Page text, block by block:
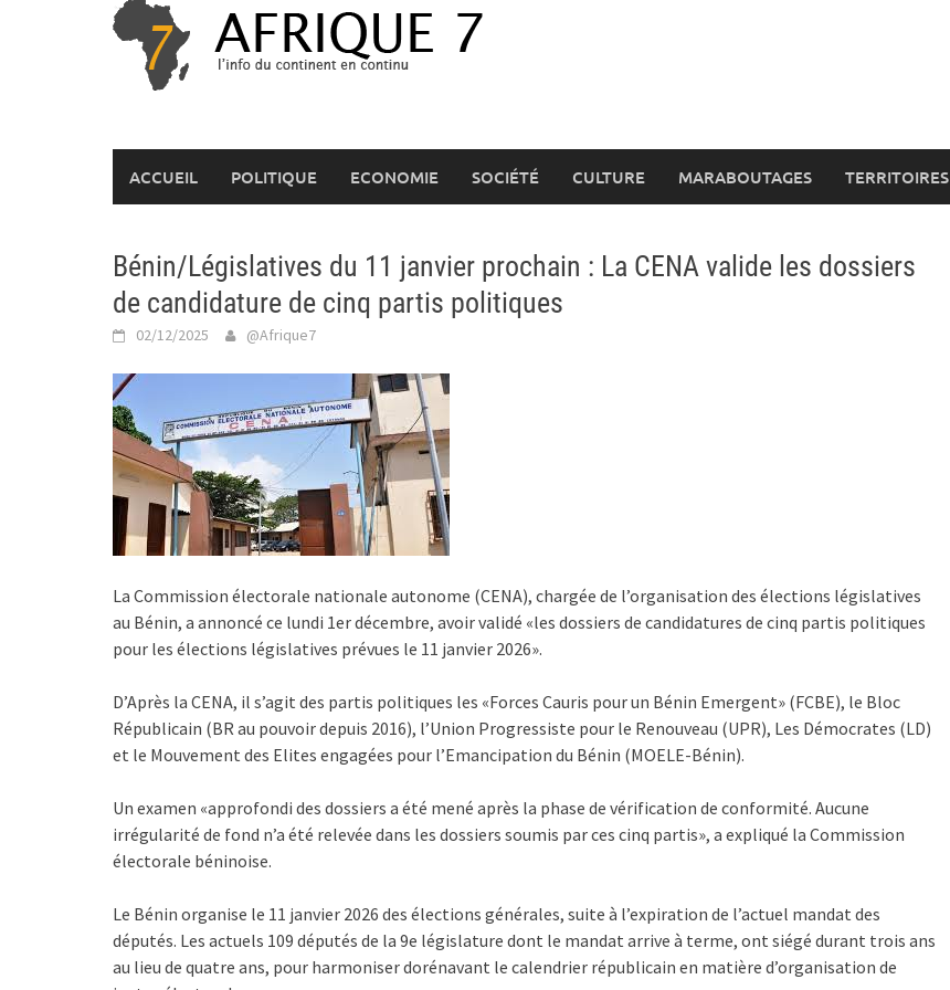
ACCUEIL POLITIQUE ECONOMIE SOCIÉTÉ CULTURE MARABOUTAGES TERRITOIRES
Bénin/Législatives du 11 janvier prochain : La CENA valide les dossiers
de candidature de cinq partis politiques
02/12/2025 @Afrique7
La Commission électorale nationale autonome (CENA), chargée de l’organisation des élections législatives
au Bénin, a annoncé ce lundi 1er décembre, avoir validé «les dossiers de candidatures de cinq partis politiques
pour les élections législatives prévues le 11 janvier 2026».
D’Après la CENA, il s’agit des partis politiques les «Forces Cauris pour un Bénin Emergent» (FCBE), le Bloc
Républicain (BR au pouvoir depuis 2016), l’Union Progressiste pour le Renouveau (UPR), Les Démocrates (LD)
et le Mouvement des Elites engagées pour l’Emancipation du Bénin (MOELE-Bénin).
Un examen «approfondi des dossiers a été mené après la phase de vérification de conformité. Aucune
irrégularité de fond n’a été relevée dans les dossiers soumis par ces cinq partis», a expliqué la Commission
électorale béninoise.
Le Bénin organise le 11 janvier 2026 des élections générales, suite à l’expiration de l’actuel mandat des
députés. Les actuels 109 députés de la 9e législature dont le mandat arrive à terme, ont siégé durant trois ans
au lieu de quatre ans, pour harmoniser dorénavant le calendrier républicain en matière d’organisation de